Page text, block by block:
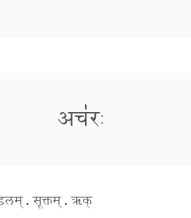
अच॑रः
. सूक्तम् . ऋक्